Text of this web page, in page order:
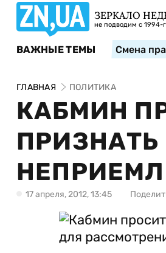
ЗЕРКАЛО
не подводим с 1994-
ВАЖНЫЕ ТЕМЫ Смена
ГЛАВНАЯ ПОЛИТИКА
КАБМИН
17 апреля, 2012, 13:45